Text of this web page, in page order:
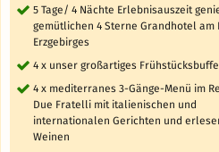
5 Tage/ 4 Nächte Erlebnisauszeit
gemütlichen 4 Sterne Grandhotel am
Erzgebirges
4 x unser großartiges
4 x mediterranes 3-Gänge-Menü im
Due Fratelli mit italienischen und
internationalen Gerichten und
Weinen